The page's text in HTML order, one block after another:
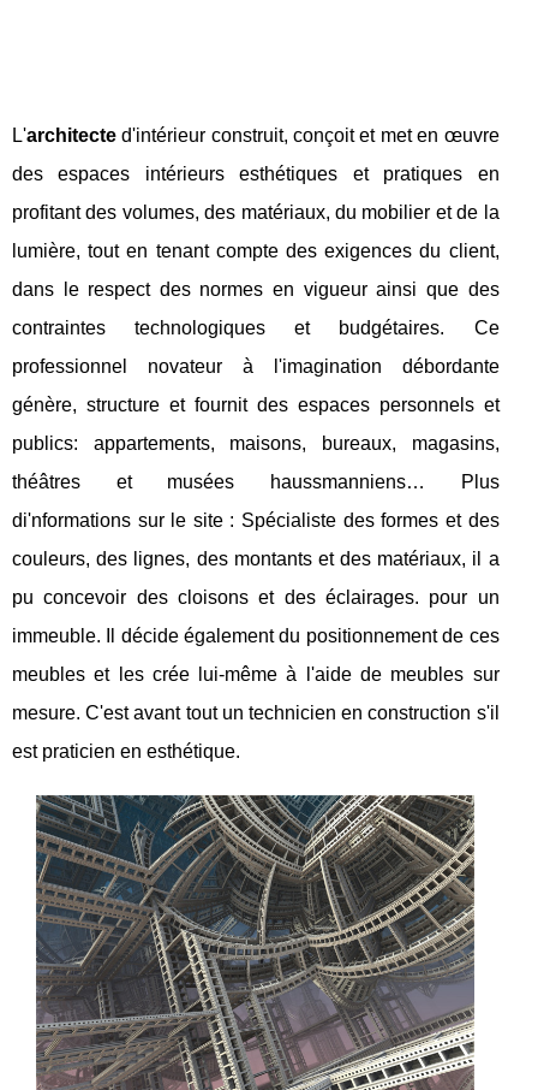
L'architecte d'intérieur construit, conçoit et met en œuvre
des espaces intérieurs esthétiques et pratiques en
profitant des volumes, des matériaux, du mobilier et de la
lumière, tout en tenant compte des exigences du client,
dans le respect des normes en vigueur ainsi que des
contraintes technologiques et budgétaires. Ce
professionnel novateur à l'imagination débordante
génère, structure et fournit des espaces personnels et
publics: appartements, maisons, bureaux, magasins,
théâtres et musées haussmanniens… Plus
di'nformations sur le site : Spécialiste des formes et des
couleurs, des lignes, des montants et des matériaux, il a
pu concevoir des cloisons et des éclairages. pour un
immeuble. Il décide également du positionnement de ces
meubles et les crée lui-même à l'aide de meubles sur
mesure. C'est avant tout un technicien en construction s'il
est praticien en esthétique.